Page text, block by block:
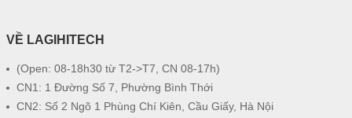
VỀ LAGIHITECH
(Open: 08-18h30 từ T2->T7, CN 08-17h)
CN1: 1 Đường Số 7, Phường Bình Thới
CN2: Số 2 Ngõ 1 Phùng Chí Kiên, Cầu Giấy, Hà Nội